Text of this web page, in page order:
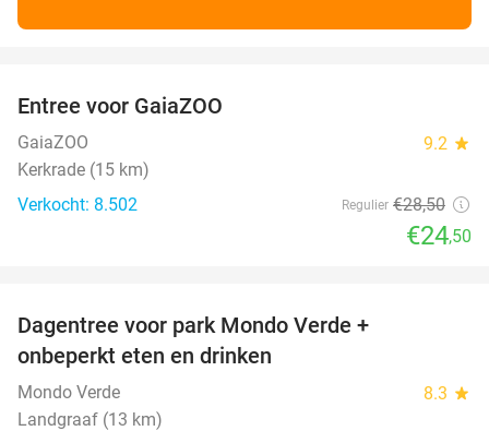
Entree voor GaiaZOO
GaiaZOO 9.2 star
Kerkrade (15 km)
Verkocht: 8.502
Regulier €28,50
€24,50
Dagentree voor park Mondo Verde +
onbeperkt eten en drinken
Mondo Verde 8.3 star
Landgraaf (13 km)